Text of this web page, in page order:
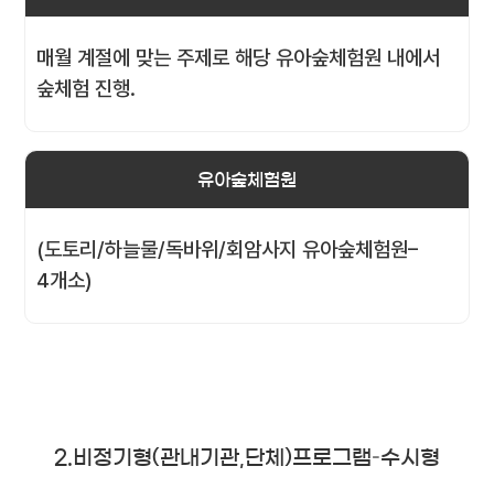
매월 계절에 맞는 주제로 해당 유아숲체험원 내에서
숲체험 진행.
유아숲체험원
(도토리/하늘물/독바위/회암사지 유아숲체험원–
4개소)
2.비정기형(관내기관,단체)프로그램–수시형